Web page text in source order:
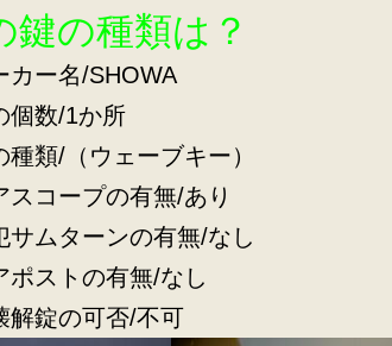
鍵の種類は？
カー名/SHOWA
個数/1か所
種類/（ウェーブキー）
スコープの有無/あり
サムターンの有無/なし
ポストの有無/なし
解錠の可否/不可